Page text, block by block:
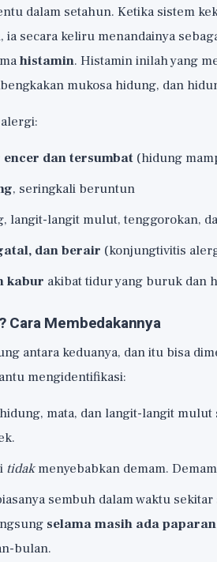
dalam setahun. Ketika sistem
ia secara keliru menandainya
histamin. Histamin inilah yang
mukosa hidung, dan
dan tersumbat (hidung
, seringkali beruntun
langit-langit mulut, tenggorokan,
dan berair (konjungtivitis
kabur akibat tidur yang buruk dan
Cara Membedakannya
antara keduanya, dan itu bisa
mengidentifikasi:
mata, dan langit-langit
tidakmenyebabkan demam.
sembuh dalam waktu
selama masih ada
bulan.